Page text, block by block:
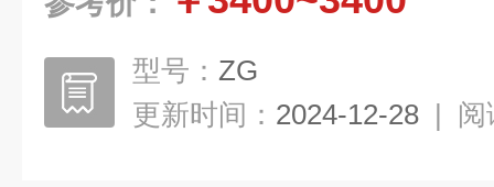
型号： ZG
更新时间： 2024-12-28 | 阅